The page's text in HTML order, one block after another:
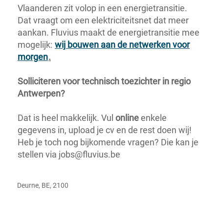
Vlaanderen zit volop in een energietransitie.
Dat vraagt om een elektriciteitsnet dat meer
aankan. Fluvius maakt de energietransitie mee
mogelijk: wij bouwen aan de netwerken voor
morgen.
Solliciteren voor technisch toezichter in regio
Antwerpen?
Dat is heel makkelijk. Vul onlineenkele
gegevens in, upload je cv en de rest doen wij!
Heb je toch nog bijkomende vragen? Die kan je
stellen via jobs@fluvius.be
Deurne, BE, 2100